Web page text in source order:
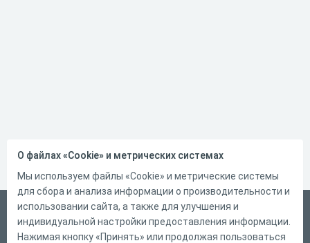
Русский
Справка
О файлах «Cookie» и метрических системах
Мы используем файлы «Cookie» и метрические системы
для сбора и анализа информации о производительности и
использовании сайта, а также для улучшения и
индивидуальной настройки предоставления информации.
Нажимая кнопку «Принять» или продолжая пользоваться